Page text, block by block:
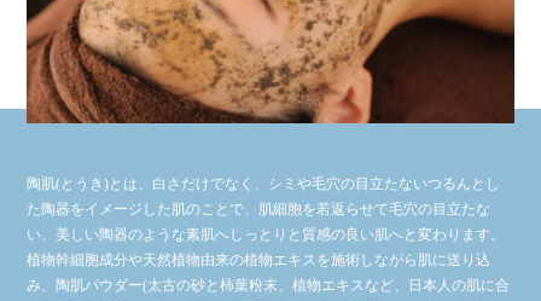
陶肌(とうき)とは、白さだけでなく、シミや毛穴の目立たないつるんとし
た陶器をイメージした肌のことで、肌細胞を若返らせて毛穴の目立たな
い、美しい陶器のような素肌へしっとりと質感の良い肌へと変わります。
植物幹細胞成分や天然植物由来の植物エキスを施術しながら肌に送り込
み、陶肌パウダー(太古の砂と柿葉粉末、植物エキスなど、日本人の肌に合